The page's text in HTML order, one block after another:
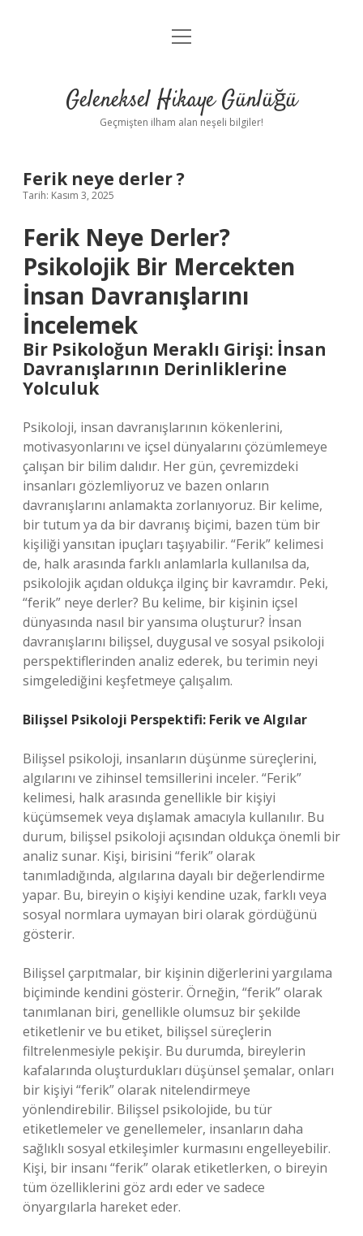
Anasayfa
Yasal Uyarı
menüyü
Geleneksel Hikaye Günlüğü
Geçmişten ilham alan neşeli bilgiler!
Ferik neye derler ?
Tarih: Kasım 3, 2025
Ferik Neye Derler?
Psikolojik Bir Mercekten
İnsan Davranışlarını
İncelemek
Bir Psikoloğun Meraklı Girişi: İnsan
Davranışlarının Derinliklerine
Yolculuk
Psikoloji, insan davranışlarının kökenlerini,
motivasyonlarını ve içsel dünyalarını çözümlemeye
çalışan bir bilim dalıdır. Her gün, çevremizdeki
insanları gözlemliyoruz ve bazen onların
davranışlarını anlamakta zorlanıyoruz. Bir kelime,
bir tutum ya da bir davranış biçimi, bazen tüm bir
kişiliği yansıtan ipuçları taşıyabilir. “Ferik” kelimesi
de, halk arasında farklı anlamlarla kullanılsa da,
psikolojik açıdan oldukça ilginç bir kavramdır. Peki,
“ferik” neye derler? Bu kelime, bir kişinin içsel
dünyasında nasıl bir yansıma oluşturur? İnsan
davranışlarını bilişsel, duygusal ve sosyal psikoloji
perspektiflerinden analiz ederek, bu terimin neyi
simgelediğini keşfetmeye çalışalım.
Bilişsel Psikoloji Perspektifi: Ferik ve Algılar
Bilişsel psikoloji, insanların düşünme süreçlerini,
algılarını ve zihinsel temsillerini inceler. “Ferik”
kelimesi, halk arasında genellikle bir kişiyi
küçümsemek veya dışlamak amacıyla kullanılır. Bu
durum, bilişsel psikoloji açısından oldukça önemli bir
analiz sunar. Kişi, birisini “ferik” olarak
tanımladığında, algılarına dayalı bir değerlendirme
yapar. Bu, bireyin o kişiyi kendine uzak, farklı veya
sosyal normlara uymayan biri olarak gördüğünü
gösterir.
Bilişsel çarpıtmalar, bir kişinin diğerlerini yargılama
biçiminde kendini gösterir. Örneğin, “ferik” olarak
tanımlanan biri, genellikle olumsuz bir şekilde
etiketlenir ve bu etiket, bilişsel süreçlerin
filtrelenmesiyle pekişir. Bu durumda, bireylerin
kafalarında oluşturdukları düşünsel şemalar, onları
bir kişiyi “ferik” olarak nitelendirmeye
yönlendirebilir. Bilişsel psikolojide, bu tür
etiketlemeler ve genellemeler, insanların daha
sağlıklı sosyal etkileşimler kurmasını engelleyebilir.
Kişi, bir insanı “ferik” olarak etiketlerken, o bireyin
tüm özelliklerini göz ardı eder ve sadece
önyargılarla hareket eder.